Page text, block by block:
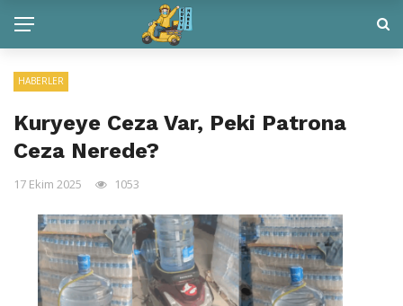
HABERLER
Kuryeye Ceza Var, Peki Patrona
Ceza Nerede?
17 Ekim 2025 1053